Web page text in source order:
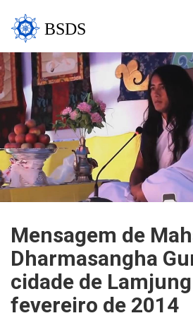
BSDS
Mensagem de
Dharmasangha
cidade de
fevereiro de 2014